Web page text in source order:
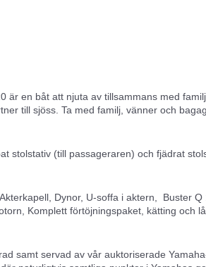
är en båt att njuta av tillsammans med
till sjöss. Ta med familj, vänner och
stolstativ (till passageraren) och fjädrat
Dynor, U-soffa i aktern, Buster Q
Komplett förtöjningspaket, kätting och
samt servad av vår auktoriserade